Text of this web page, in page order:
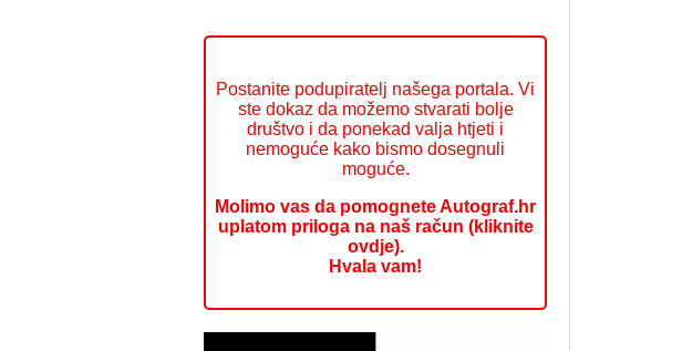
Postanite podupiratelj našega portala. Vi
ste dokaz da možemo stvarati bolje
društvo i da ponekad valja htjeti i
nemoguće kako bismo dosegnuli
moguće.
Molimo vas da pomognete Autograf.hr
uplatom priloga na naš račun (kliknite
ovdje).
Hvala vam!